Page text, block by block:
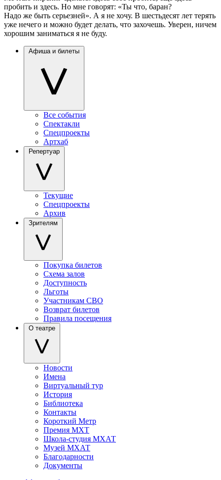
пробить и здесь. Но мне говорят: «Ты что, баран?
Надо же быть серьезней». А я не хочу. В шестьдесят лет терять
уже нечего и можно будет делать, что захочешь. Уверен, ничем
хорошим заниматься я не буду.
Афиша и билеты
Все события
Спектакли
Спецпроекты
Артхаб
Репертуар
Текущие
Спецпроекты
Архив
Зрителям
Покупка билетов
Схема залов
Доступность
Льготы
Участникам СВО
Возврат билетов
Правила посещения
О театре
Новости
Имена
Виртуальный тур
История
Библиотека
Контакты
Короткий Метр
Премия МХТ
Школа-студия МХАТ
Музей МХАТ
Благодарности
Документы